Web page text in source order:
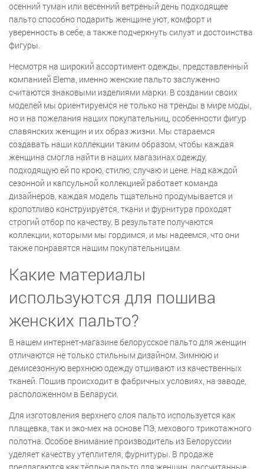
осенний туман или весенний ветреный день подходящее
пальто способно подарить женщине уют, комфорт и
уверенность в себе, а также подчеркнуть силуэт и достоинства
фигуры.
Несмотря на широкий ассортимент одежды, представленный
компанией Elema, именно женские пальто заслуженно
считаются знаковыми изделиями марки. В создании своих
моделей мы ориентируемся не только на тренды в мире моды,
но и на пожелания наших покупательниц, особенности фигур
славянских женщин и их образ жизни. Мы стараемся
создавать наши коллекции таким образом, чтобы каждая
женщина смогла найти в наших магазинах одежду,
подходящую ей по крою, стилю, случаю и цене. Над каждой
сезонной и капсульной коллекцией работает команда
дизайнеров, каждая модель тщательно продумывается и
кропотливо конструируется, ткани и фурнитура проходят
строгий отбор по качеству. В результате получаются
коллекции, которыми мы гордимся, и мы надеемся, что они
также понравятся нашим покупательницам.
Какие материалы
используются для пошива
женских пальто?
В нашем интернет-магазине белорусское пальто для женщин
отличаются не только стильным дизайном. Зимнюю и
демисезонную верхнюю одежду отшивают из качественных
тканей. Пошив происходит в фабричных условиях, на заводе,
расположенном в Беларуси.
Для изготовления верхнего слоя пальто используется как
плащевка, так и эко-мех на основе ПЭ, мехового трикотажного
полотна. Особое внимание производитель из Белоруссии
уделяет качеству утеплителя, фурнитуры. В продаже